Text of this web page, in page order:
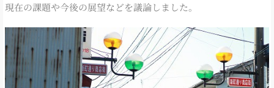
現在の課題や今後の展望などを議論しました。